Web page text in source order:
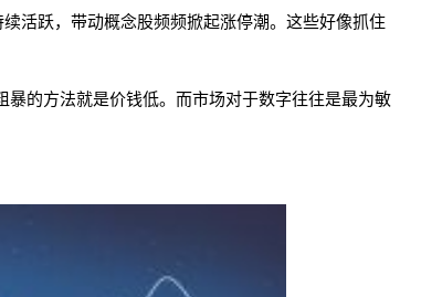
活跃，带动概念股频频掀起涨停潮。这些好像抓住
的方法就是价钱低。而市场对于数字往往是最为敏